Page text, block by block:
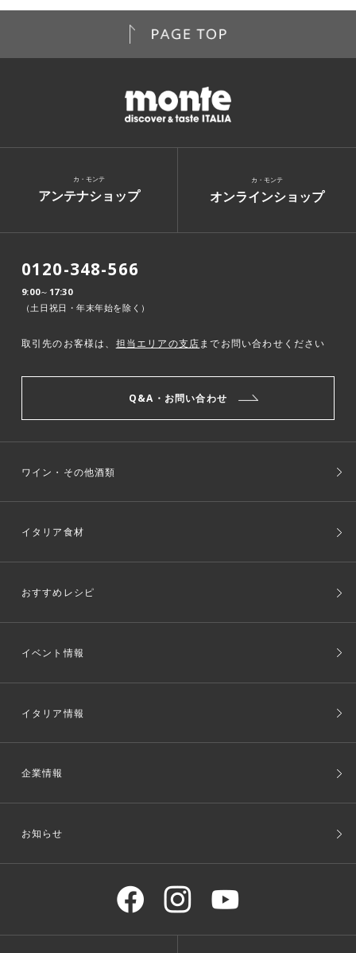
アンテナショップ
カ・モンテ
オンラインショップ
カ・モンテ
0120-348-566
9:00～17:30
（土日祝日・年末年始を除く）
取引先のお客様は、 担当エリアの支店までお問い合わせください
Q&A・お問い合わせ
ワイン・その他酒類
イタリア食材
おすすめレシピ
イベント情報
イタリア情報
企業情報
お知らせ